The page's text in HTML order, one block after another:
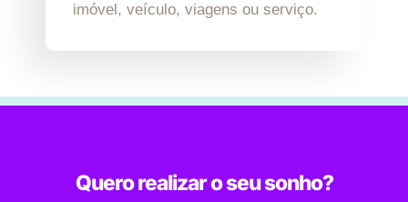
imóvel, veículo, viagens ou serviço.
Quero realizar o seu sonho?